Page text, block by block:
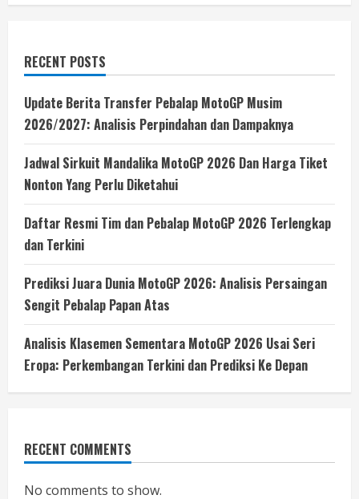
RECENT POSTS
Update Berita Transfer Pebalap MotoGP Musim
2026/2027: Analisis Perpindahan dan Dampaknya
Jadwal Sirkuit Mandalika MotoGP 2026 Dan Harga Tiket
Nonton Yang Perlu Diketahui
Daftar Resmi Tim dan Pebalap MotoGP 2026 Terlengkap
dan Terkini
Prediksi Juara Dunia MotoGP 2026: Analisis Persaingan
Sengit Pebalap Papan Atas
Analisis Klasemen Sementara MotoGP 2026 Usai Seri
Eropa: Perkembangan Terkini dan Prediksi Ke Depan
RECENT COMMENTS
No comments to show.